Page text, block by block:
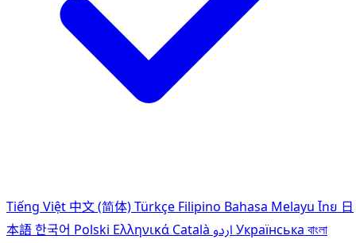
Tiếng Việt 中文 (简体)Türkçe Filipino Bahasa Melayu ไทย 日
本語한국어 Polski Ελληνικά Català Українська বাংলা